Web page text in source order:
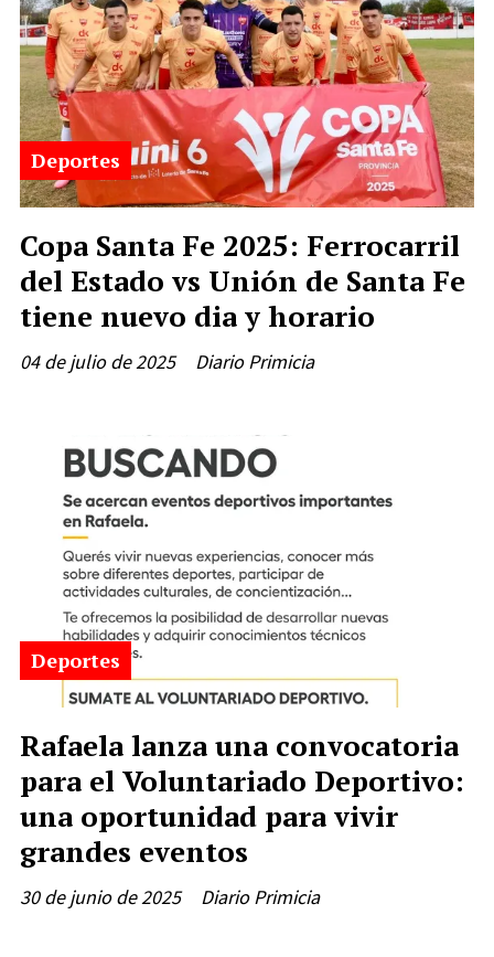
Copa Santa Fe 2025: Ferrocarril
del Estado vs Unión de Santa Fe
tiene nuevo dia y horario
Diario Primicia
Deportes
04 de julio de 2025
Rafaela lanza una convocatoria
para el Voluntariado Deportivo:
una oportunidad para vivir
grandes eventos
Diario Primicia
Deportes
30 de junio de 2025